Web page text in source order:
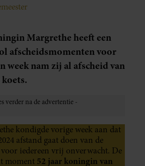
Margrethe heeft een
afscheidsmomenten voor
week nam zij al afscheid van
kondigde vorige week aan dat
afstand gaat doen van de
iedereen vrij onverwacht. De
moment 52 jaar koningin van